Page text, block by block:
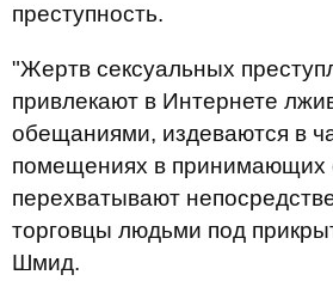
преступность.
"Жертв сексуальных
привлекают в Интернете
обещаниями, издеваются в
помещениях в принимающих
перехватывают
торговцы людьми под
Шмид.